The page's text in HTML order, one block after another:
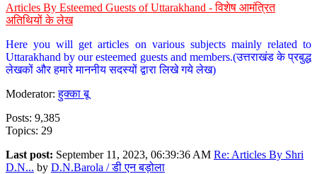
Articles By Esteemed Guests of Uttarakhand - विशेष आमंत्रित
अतिथियों के लेख
Here you will get articles on various subjects mainly related to
Uttarakhand by our esteemed guests and members.(उत्तराखंड के प्रबुद्ध
लेखकों और हमारे माननीय सदस्यों द्वारा लिखे गये लेख)
Moderator:हुक्का बू
Posts: 9,385
Topics: 29
Last post: September 11, 2023, 06:39:36 AM Re: Articles By Shri
D.N... by D.N.Barola / डी एन बड़ोला